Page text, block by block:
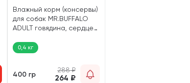
Влажный корм (консервы)
для собак MR.BUFFALO
ADULT говядина, сердце
0,4 кг
400 гр
288₽
264 ₽